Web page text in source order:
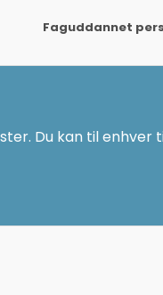
Faguddannet
Du kan til enhver